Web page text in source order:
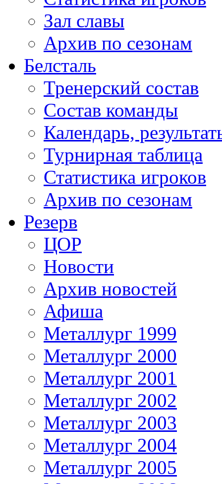
Зал славы
Архив по сезонам
Белсталь
Тренерский состав
Состав команды
Календарь,
Турнирная таблица
Статистика игроков
Архив по сезонам
Резерв
ЦОР
Новости
Архив новостей
Афиша
Металлург 1999
Металлург 2000
Металлург 2001
Металлург 2002
Металлург 2003
Металлург 2004
Металлург 2005